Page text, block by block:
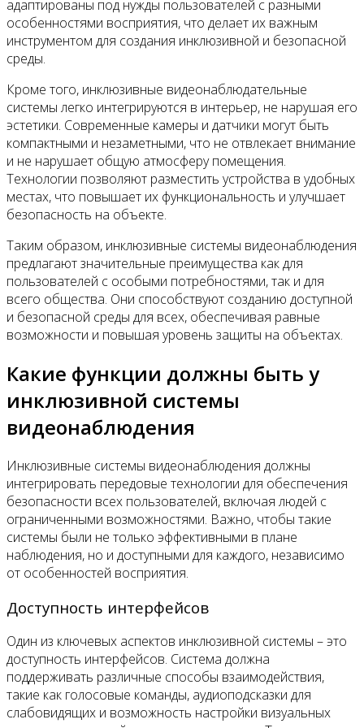
адаптированы под нужды пользователей с разными
особенностями восприятия, что делает их важным
инструментом для создания инклюзивной и безопасной
среды.
Кроме того, инклюзивные видеонаблюдательные
системы легко интегрируются в интерьер, не нарушая его
эстетики. Современные камеры и датчики могут быть
компактными и незаметными, что не отвлекает внимание
и не нарушает общую атмосферу помещения.
Технологии позволяют разместить устройства в удобных
местах, что повышает их функциональность и улучшает
безопасность на объекте.
Таким образом, инклюзивные системы видеонаблюдения
предлагают значительные преимущества как для
пользователей с особыми потребностями, так и для
всего общества. Они способствуют созданию доступной
и безопасной среды для всех, обеспечивая равные
возможности и повышая уровень защиты на объектах.
Какие функции должны быть у
инклюзивной системы
видеонаблюдения
Инклюзивные системы видеонаблюдения должны
интегрировать передовые технологии для обеспечения
безопасности всех пользователей, включая людей с
ограниченными возможностями. Важно, чтобы такие
системы были не только эффективными в плане
наблюдения, но и доступными для каждого, независимо
от особенностей восприятия.
Доступность интерфейсов
Один из ключевых аспектов инклюзивной системы – это
доступность интерфейсов. Система должна
поддерживать различные способы взаимодействия,
такие как голосовые команды, аудиоподсказки для
слабовидящих и возможность настройки визуальных